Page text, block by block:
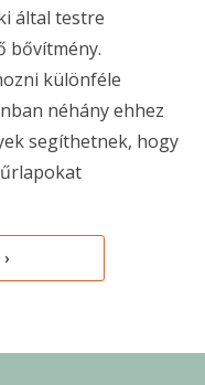
által testre
bővítmény.
különféle
néhány ehhez
segíthetnek, hogy